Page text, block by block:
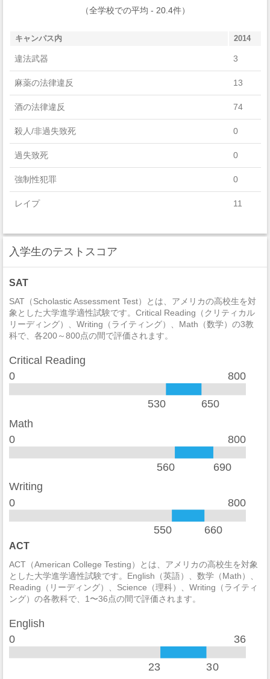
Mathematics And Statistics
Area, Ethnic, Cultural, Gender, And Group Studies
Philosophy And Religious Studies
Computer And Information Sciences And Support Services
Liberal Arts And Sciences, General Studies And Humanities
Legal Professions And Studies
（全学校での平均 - 20.4件）
キャンパス内 2014
違法武器 3
麻薬の法律違反 13
酒の法律違反 74
殺人/非過失致死 0
過失致死 0
強制性犯罪 0
レイプ 11
非強制性犯罪
法定強姦 0
強盗 5
15
自動車盗難 2
放火
2014
違法武器 0
麻薬の法律違反
酒の法律違反 6
強制性犯罪 0
レイプ
セクハラ
入学生のテストスコア
SAT
SAT（Scholastic Assessment Test）とは、アメリカの高校生を対
象とした大学進学適性試験です。Critical Reading（クリティカル
リーディング）、Writing（ライティング）、Math（数学）の3教
科で、各200～800点の間で評価されます。
Critical Reading
0
800
530 650
Math
0 800
560 690
Writing
0 800
550 660
ACT
ACT（American College Testing）とは、アメリカの高校生を対象
とした大学進学適性試験です。English（英語）、数学（Math）、
Reading（リーディング）、Science（理科）、Writing（ライティ
ング）の各教科で、1〜36点の間で評価されます。
English
0
36
23 30